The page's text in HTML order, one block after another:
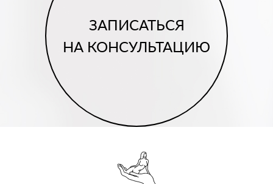
ЗАПИСАТЬСЯ
НА КОНСУЛЬТАЦИЮ